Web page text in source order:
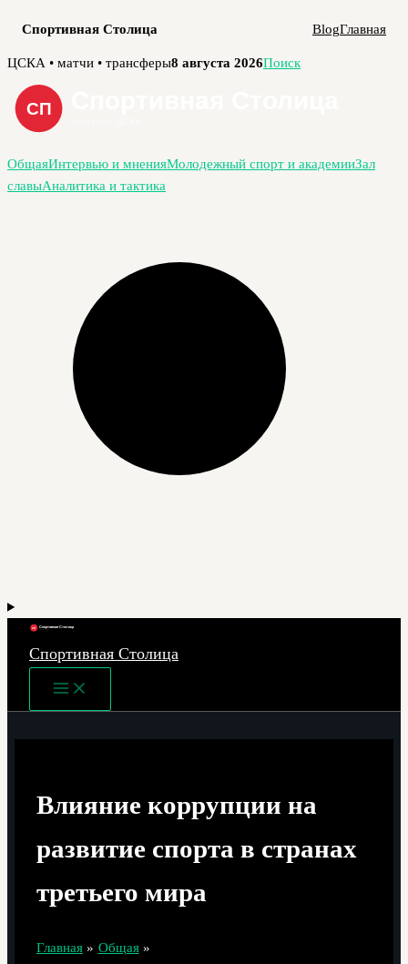
Спортивная Столица BlogГлавная
Перейти
содержимому
ЦСКА • матчи • трансферы8 августа 2026Поиск
ОбщаяИнтервью и мненияМолодежный спорт и академииЗал
славыАналитика и тактика
Спортивная Столица
Main
Menu
Влияние коррупции на
развитие спорта в странах
третьего мира
Главная
Общая